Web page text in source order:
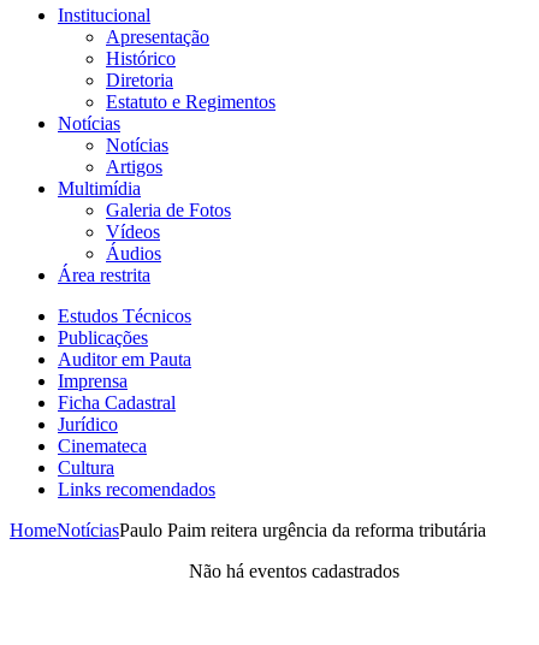
Institucional
Apresentação
Histórico
Diretoria
Estatuto e Regimentos
Notícias
Notícias
Artigos
Multimídia
Galeria de Fotos
Vídeos
Áudios
Área restrita
Estudos Técnicos
Publicações
Auditor em Pauta
Imprensa
Ficha Cadastral
Jurídico
Cinemateca
Cultura
Links recomendados
HomeNotíciasPaulo Paim reitera urgência da reforma tributária
Não há eventos cadastrados